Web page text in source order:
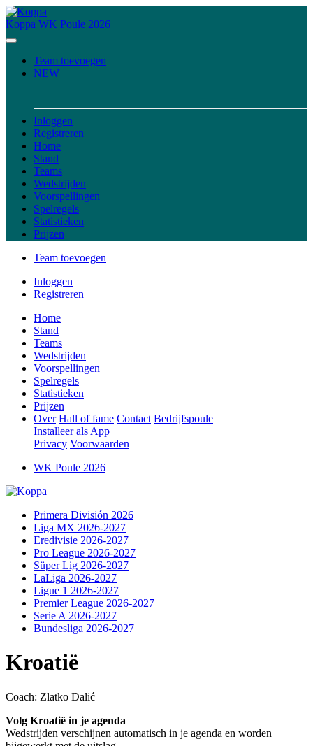
Koppa WK Poule 2026
Team toevoegen
NEW
Inloggen
Registreren
Home
Stand
Teams
Wedstrijden
Voorspellingen
Spelregels
Statistieken
Prijzen
Team toevoegen
Inloggen
Registreren
Home
Stand
Teams
Wedstrijden
Voorspellingen
Spelregels
Statistieken
Prijzen
Over Hall of fame Contact Bedrijfspoule
Installeer als App
Privacy Voorwaarden
WK Poule 2026
Primera División 2026
Liga MX 2026-2027
Eredivisie 2026-2027
Pro League 2026-2027
Süper Lig 2026-2027
LaLiga 2026-2027
Ligue 1 2026-2027
Premier League 2026-2027
Serie A 2026-2027
Bundesliga 2026-2027
Kroatië
Coach: Zlatko Dalić
Volg Kroatië in je agenda
Wedstrijden verschijnen automatisch in je agenda en worden